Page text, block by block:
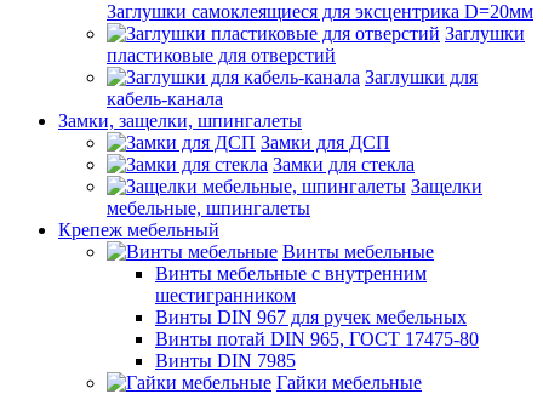
Заглушки самоклеящиеся для эксцентрика D=20мм
Заглушки
пластиковые для отверстий
Заглушки для
кабель-канала
Замки, защелки, шпингалеты
Замки для ДСП
Замки для стекла
Защелки
мебельные, шпингалеты
Крепеж мебельный
Винты мебельные
Винты мебельные с внутренним
шестигранником
Винты DIN 967 для ручек мебельных
Винты потай DIN 965, ГОСТ 17475-80
Винты DIN 7985
Гайки мебельные